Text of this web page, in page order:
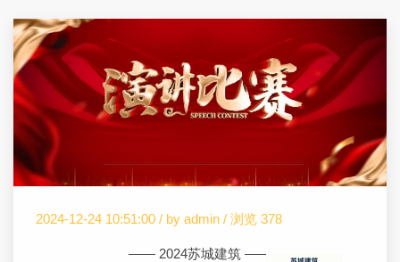
2024-12-24 10:51:00 / by admin / 浏览 378
—— 2024苏城建筑 ——